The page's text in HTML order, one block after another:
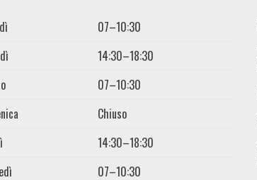
07–10:30
14:30–18:30
07–10:30
Chiuso
14:30–18:30
07–10:30